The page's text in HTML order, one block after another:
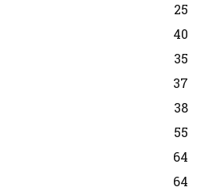
25
40
35
37
38
55
64
64